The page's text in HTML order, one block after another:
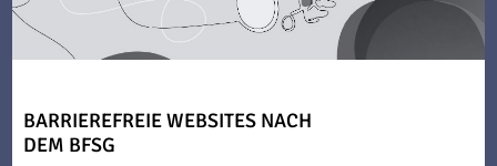
BARRIEREFREIE WEBSITES NACH
DEM BFSG